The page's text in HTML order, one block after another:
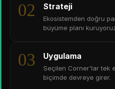
02 Strateji
Ekosistemden doğru
büyüme planı
03 Uygulama
Seçilen Corner'lar tek
biçimde devreye girer.